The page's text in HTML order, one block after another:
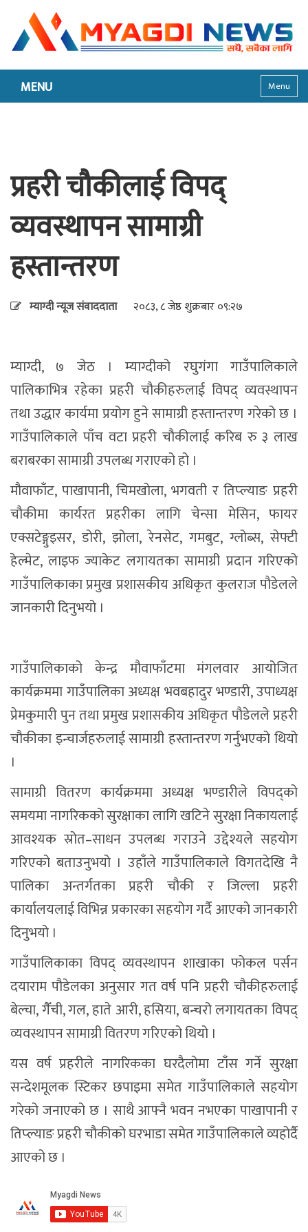
MENU Menu
प्रहरी चौकीलाई विपद्
व्यवस्थापन सामाग्री
हस्तान्तरण
म्याग्दी न्यूज संवाददाता २०८३, ८ जेष्ठ शुक्रबार ०९:२७
म्याग्दी, ७ जेठ । म्याग्दीको रघुगंगा गाउँपालिकाले
पालिकाभित्र रहेका प्रहरी चौकीहरुलाई विपद् व्यवस्थापन
तथा उद्धार कार्यमा प्रयोग हुने सामाग्री हस्तान्तरण गरेको छ ।
गाउँपालिकाले पाँच वटा प्रहरी चौकीलाई करिब रु ३ लाख
बराबरका सामाग्री उपलब्ध गराएको हो ।
मौवाफाँट, पाखापानी, चिमखोला, भगवती र तिप्ल्याङ प्रहरी
चौकीमा कार्यरत प्रहरीका लागि चेन्सा मेसिन, फायर
एक्सटेङ्गुइसर, डोरी, झोला, रेनसेट, गमबुट, ग्लोब्स, सेफ्टी
हेल्मेट, लाइफ ज्याकेट लगायतका सामाग्री प्रदान गरिएको
गाउँपालिकाका प्रमुख प्रशासकीय अधिकृत कुलराज पौडेलले
जानकारी दिनुभयो ।
गाउँपालिकाको केन्द्र मौवाफाँटमा मंगलवार आयोजित
कार्यक्रममा गाउँपालिका अध्यक्ष भवबहादुर भण्डारी, उपाध्यक्ष
प्रेमकुमारी पुन तथा प्रमुख प्रशासकीय अधिकृत पौडेलले प्रहरी
चौकीका इन्चार्जहरुलाई सामाग्री हस्तान्तरण गर्नुभएको थियो
।
सामाग्री वितरण कार्यक्रममा अध्यक्ष भण्डारीले विपद्को
समयमा नागरिकको सुरक्षाका लागि खटिने सुरक्षा निकायलाई
आवश्यक स्रोत–साधन उपलब्ध गराउने उद्देश्यले सहयोग
गरिएको बताउनुभयो । उहाँले गाउँपालिकाले विगतदेखि नै
पालिका अन्तर्गतका प्रहरी चौकी र जिल्ला प्रहरी
कार्यालयलाई विभिन्न प्रकारका सहयोग गर्दै आएको जानकारी
दिनुभयो ।
गाउँपालिकाका विपद् व्यवस्थापन शाखाका फोकल पर्सन
दयाराम पौडेलका अनुसार गत वर्ष पनि प्रहरी चौकीहरुलाई
बेल्चा, गैँची, गल, हाते आरी, हसिया, बन्चरो लगायतका विपद्
व्यवस्थापन सामाग्री वितरण गरिएको थियो ।
यस वर्ष प्रहरीले नागरिकका घरदैलोमा टाँस गर्ने सुरक्षा
सन्देशमूलक स्टिकर छपाइमा समेत गाउँपालिकाले सहयोग
गरेको जनाएको छ । साथै आफ्नै भवन नभएका पाखापानी र
तिप्ल्याङ प्रहरी चौकीको घरभाडा समेत गाउँपालिकाले व्यहोर्दै
आएको छ ।